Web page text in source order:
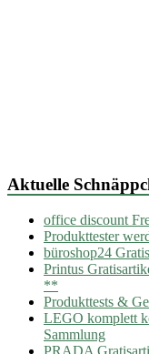
Aktuelle
office discount
Produkttester
büroshop24
Printus
**
Produkttests &
LEGO komplett
Sammlung